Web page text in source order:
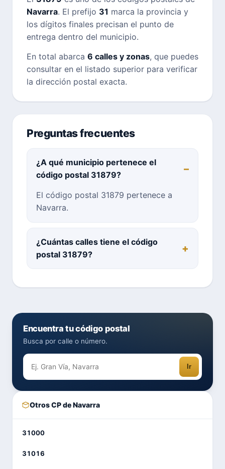
Navarra. El prefijo 31 marca la provincia y
los dígitos finales precisan el punto de
entrega dentro del municipio.
En total abarca 6 calles y zonas, que puedes
consultar en el listado superior para verificar
la dirección postal exacta.
Preguntas frecuentes
¿A qué municipio pertenece el
código postal 31879?
El código postal 31879 pertenece a
Navarra.
¿Cuántas calles tiene el código
postal 31879?
Encuentra tu código postal
Busca por calle o número.
Ir
Otros CP de Navarra
31000
31016